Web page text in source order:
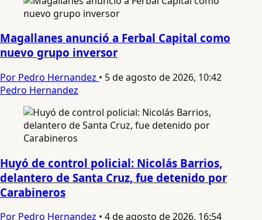
Magallanes anunció a Ferbal Capital como
nuevo grupo inversor
Por Pedro Hernandez • 5 de agosto de 2026, 10:42
Pedro Hernandez
Huyó de control policial: Nicolás Barrios,
delantero de Santa Cruz, fue detenido por
Carabineros
Por Pedro Hernandez • 4 de agosto de 2026, 16:54